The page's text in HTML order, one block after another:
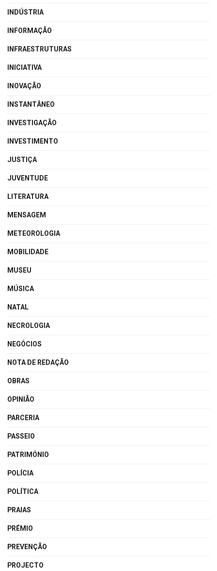
INDÚSTRIA
INFORMAÇÃO
INFRAESTRUTURAS
INICIATIVA
INOVAÇÃO
INSTANTÂNEO
INVESTIGAÇÃO
INVESTIMENTO
JUSTIÇA
JUVENTUDE
LITERATURA
MENSAGEM
METEOROLOGIA
MOBILIDADE
MUSEU
MÚSICA
NATAL
NECROLOGIA
NEGÓCIOS
NOTA DE REDAÇÃO
OBRAS
OPINIÃO
PARCERIA
PASSEIO
PATRIMÓNIO
POLÍCIA
POLÍTICA
PRAIAS
PRÉMIO
PREVENÇÃO
PROJECTO